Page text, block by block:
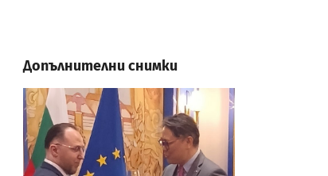
Допълнителни снимки